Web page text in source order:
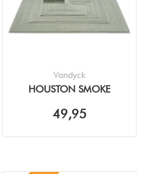
Vandyck
HOUSTON SMOKE
49,95